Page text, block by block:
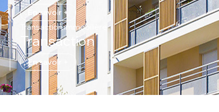
En savoir +
Transaction immobilière
Transaction
En savoir +